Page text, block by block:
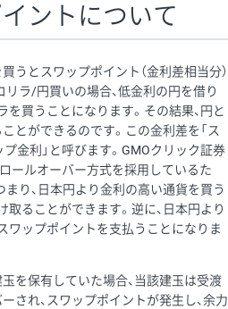
ントについて
うとスワップポイント（金利差相当分）
リラ/円買いの場合、低金利の円を借り
を買うことになります。その結果、円と
とができるのです。この金利差を「ス
プ金利」と呼びます。GMOクリック証券
ールオーバー方式を採用しているた
まり、日本円より金利の高い通貨を買う
取ることができます。逆に、日本円より
ワップポイントを支払うことになりま
を保有していた場合、当該建玉は受渡
され、スワップポイントが発生し、余力